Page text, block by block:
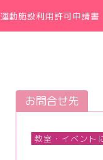
運動施設利用許可申請書
お問合せ先
教室・イベント